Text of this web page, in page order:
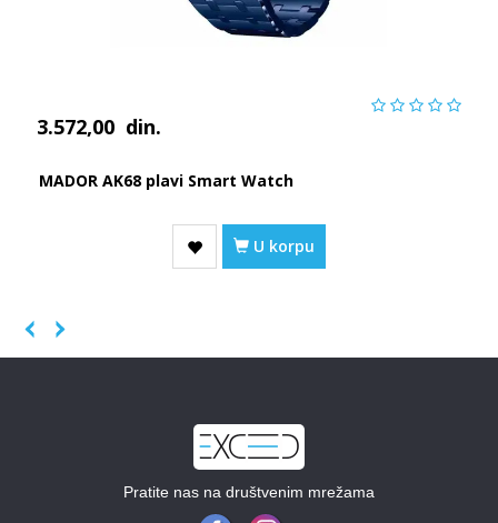
3.572,00 din.
MADOR AK68 plavi Smart Watch
U korpu
Pratite nas na društvenim mrežama